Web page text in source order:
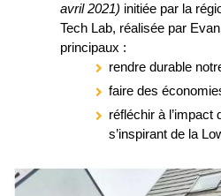
avril 2021) initiée par la
Tech Lab, réalisée par
principaux :
rendre durable
faire des
réfléchir à
s’inspirant de la